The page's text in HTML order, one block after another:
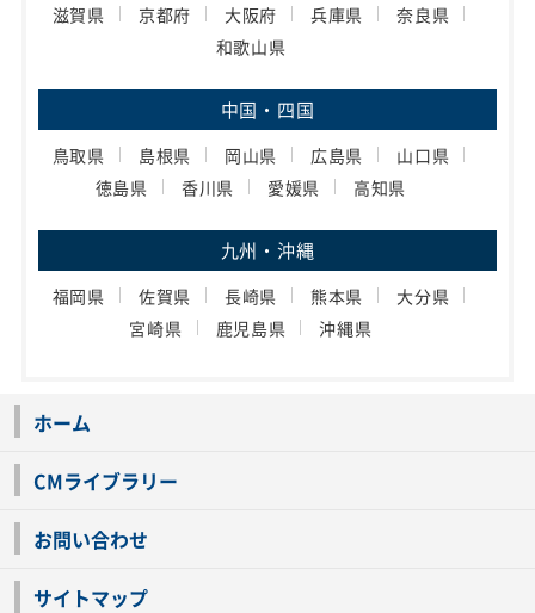
滋賀県 京都府 大阪府 兵庫県
奈良県
和歌山県
中国・四国
鳥取県 島根県 岡山県 広島県
山口県
徳島県
香川県 愛媛県 高知県
九州・沖縄
福岡県 佐賀県 長崎県 熊本県
大分県
宮崎県
鹿児島県 沖縄県
ホーム
CMライブラリー
お問い合わせ
サイトマップ